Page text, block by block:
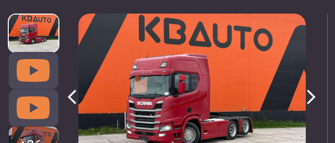
arrow_back_ios arrow_forward_ios